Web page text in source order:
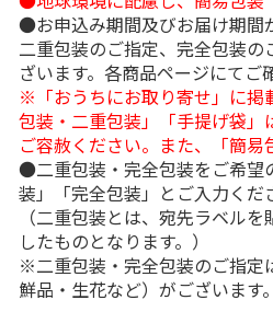
●お申込み期間及びお届け期間
二重包装のご指定、完全包装
ざいます。各商品ページにてご
※「おうちにお取り寄せ」に掲
包装・二重包装」「手提げ袋
ご容赦ください。また、「簡易
●二重包装・完全包装をご希望
装」「完全包装」とご入力くだ
（二重包装とは、宛先ラベル
したものとなります。）
※二重包装・完全包装のご指定
鮮品・生花など）がございま